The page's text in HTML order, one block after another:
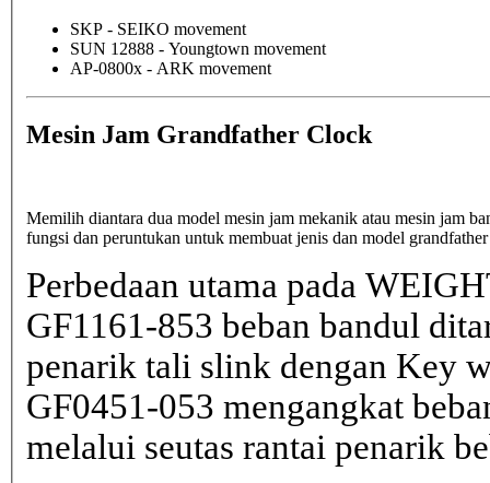
SKP - SEIKO movement
SUN 12888 - Youngtown movement
AP-0800x - ARK movement
Mesin Jam Grandfather Clock
Memilih diantara dua model mesin jam mekanik atau mesin jam
fungsi dan peruntukan untuk membuat jenis dan model
Perbedaan utama pada
GF1161-853 beban bandul
penarik tali slink dengan Key
GF0451-053 mengangkat
melalui seutas rantai penarik